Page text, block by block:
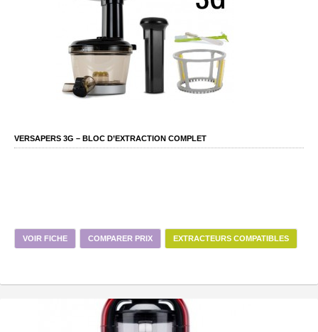
VERSAPERS 3G – BLOC D’EXTRACTION COMPLET
VOIR FICHE COMPARER PRIX EXTRACTEURS COMPATIBLES